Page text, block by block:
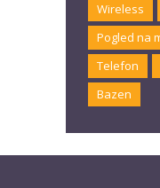
Wireless
Pogled na
Telefon
Bazen